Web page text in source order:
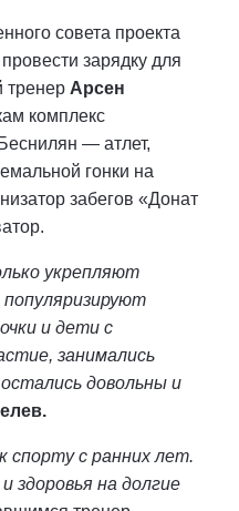
совета проекта
зарядку для
тренер Арсен
комплекс
— атлет,
гонки на
забегов «Донат
укрепляют
и дети с
занимались
довольны и
с ранних лет.
здоровья на долгие